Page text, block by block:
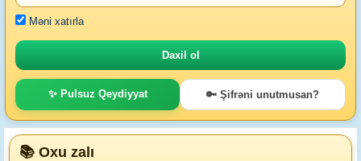
Məni xatırla
✨ Pulsuz Qeydiyyat 🔑 Şifrəni unutmusan?
📚 Oxu zalı